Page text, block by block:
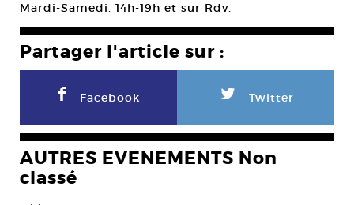
Mardi-Samedi. 14h-19h et sur Rdv.
Partager l'article sur :
F Facebook L Twitter
AUTRES EVENEMENTS Non
classé